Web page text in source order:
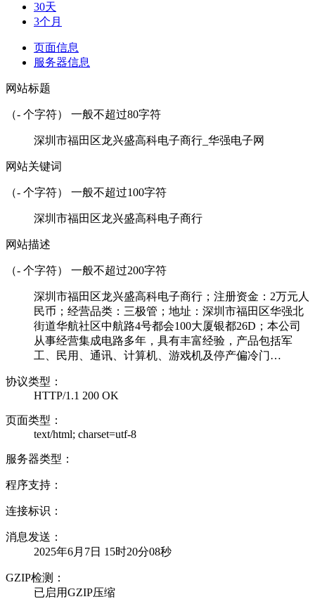
30天
3个月
页面信息
服务器信息
网站标题
（- 个字符） 一般不超过80字符
深圳市福田区龙兴盛高科电子商行_华强电子网
网站关键词
（- 个字符） 一般不超过100字符
深圳市福田区龙兴盛高科电子商行
网站描述
（- 个字符） 一般不超过200字符
深圳市福田区龙兴盛高科电子商行；注册资金：2万元人
民币；经营品类：三极管；地址：深圳市福田区华强北
街道华航社区中航路4号都会100大厦银都26D；本公司
从事经营集成电路多年，具有丰富经验，产品包括军
工、民用、通讯、计算机、游戏机及停产偏冷门…
协议类型：
HTTP/1.1 200 OK
页面类型：
text/html; charset=utf-8
服务器类型：
程序支持：
连接标识：
消息发送：
2025年6月7日 15时20分08秒
GZIP检测：
已启用GZIP压缩